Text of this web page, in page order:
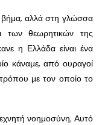
αλλά στη γλώσσα
των θεωρητικών της
η Ελλάδα είναι ένα
κάναμε, από ουραγοί
με τον οποίο το
νοημοσύνη; Αυτό